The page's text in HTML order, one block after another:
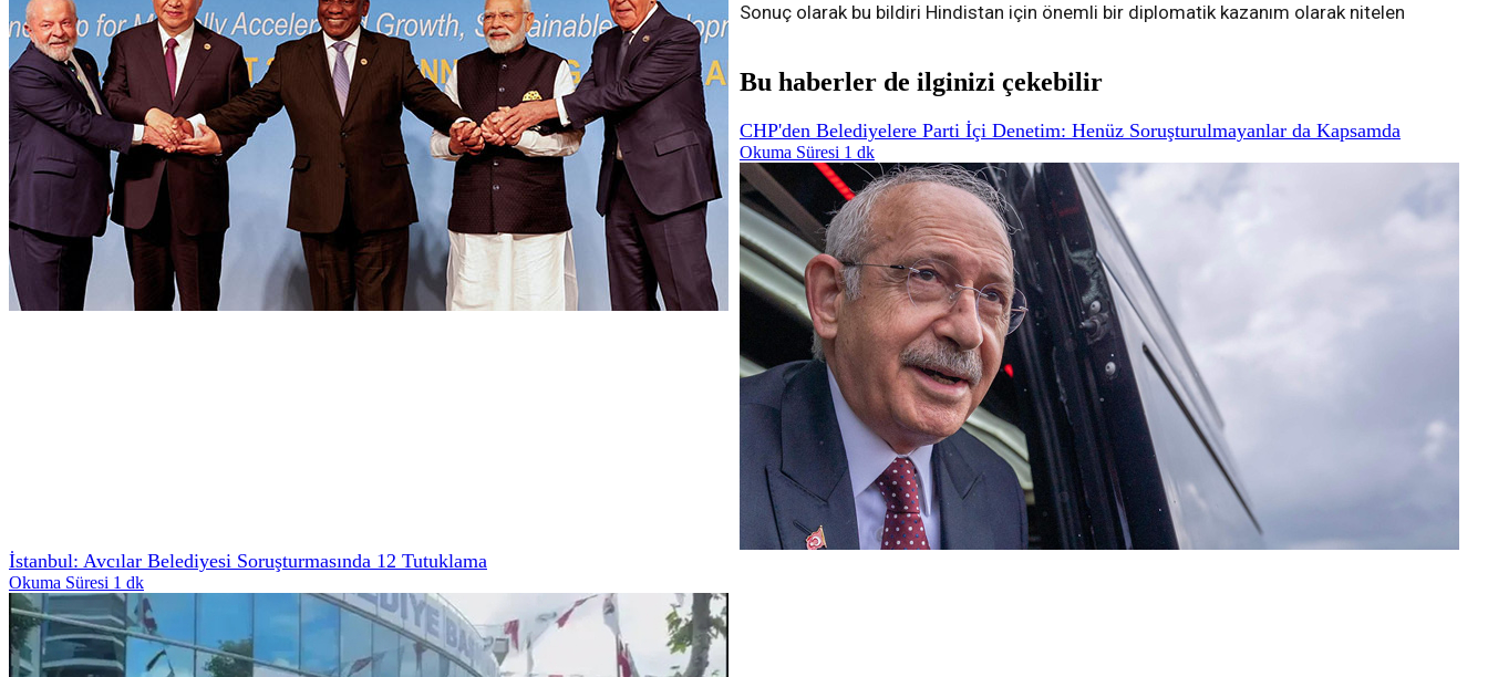
Sonuç olarak bu bildiri Hindistan için önemli bir diplomatik kazanım olarak nitelen
Bu haberler de ilginizi çekebilir
CHP'den Belediyelere Parti İçi Denetim: Henüz Soruşturulmayanlar da Kapsamda
Okuma Süresi 1 dk
İstanbul: Avcılar Belediyesi Soruşturmasında 12 Tutuklama
Okuma Süresi 1 dk